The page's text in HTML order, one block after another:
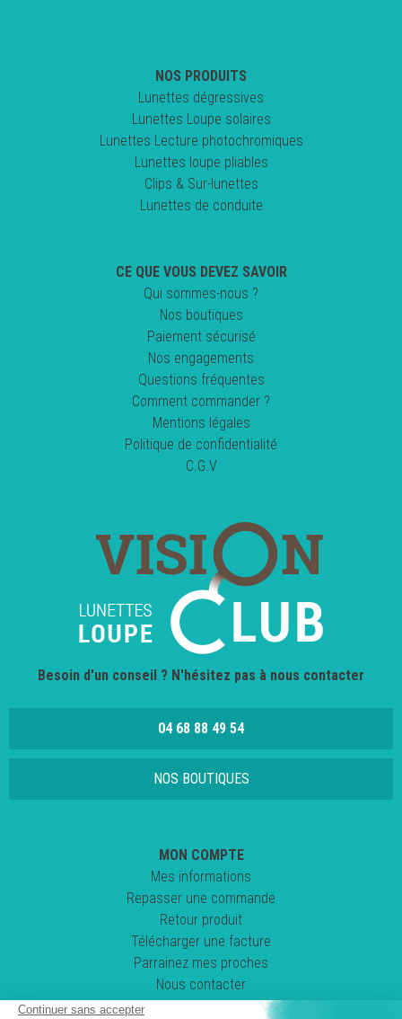
NOS PRODUITS
Lunettes dégressives
Lunettes Loupe solaires
Lunettes Lecture photochromiques
Lunettes loupe pliables
Clips & Sur-lunettes
Lunettes de conduite
CE QUE VOUS DEVEZ SAVOIR
Qui sommes-nous ?
Nos boutiques
Paiement sécurisé
Nos engagements
Questions fréquentes
Comment commander ?
Mentions légales
Politique de confidentialité
C.G.V
Besoin d'un conseil ? N'hésitez pas à nous contacter
04 68 88 49 54
NOS BOUTIQUES
MON COMPTE
Mes informations
Repasser une commande
Retour produit
Télécharger une facture
Parrainez mes proches
Nous contacter